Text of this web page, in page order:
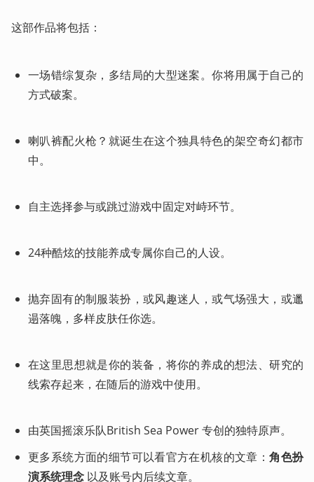
这部作品将包括：
一场错综复杂，多结局的大型迷案。你将用属于自己的
方式破案。
喇叭裤配火枪？就诞生在这个独具特色的架空奇幻都市
中。
自主选择参与或跳过游戏中固定对峙环节。
24种酷炫的技能养成专属你自己的人设。
抛弃固有的制服装扮，或风趣迷人，或气场强大，或邋
遢落魄，多样皮肤任你选。
在这里思想就是你的装备，将你的养成的想法、研究的
线索存起来，在随后的游戏中使用。
由英国摇滚乐队British Sea Power 专创的独特原声。
更多系统方面的细节可以看官方在机核的文章 ：角色扮
演系统理念 以及账号内后续文章。